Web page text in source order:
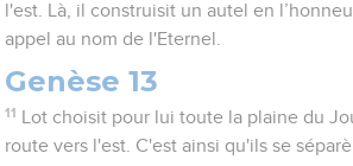
l'est. Là, il construisit un autel en
appel au nom de l'Eternel.
Genèse 13
11
Lot choisit pour lui toute la plaine du
route vers l'est. C'est ainsi qu'ils se